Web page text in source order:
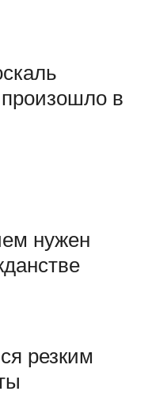
в
нужен
резким